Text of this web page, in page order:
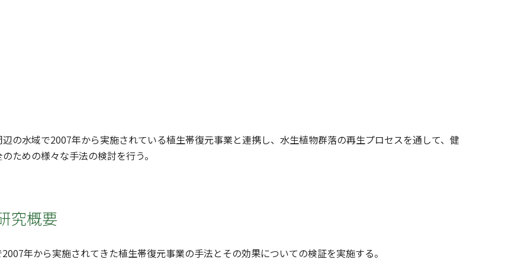
の水域で2007年から実施されている植生帯復元事業と連携し、水生植物群落の再生プロセスを通して、健
ための様々な手法の検討を行う。
究概要
年から実施されてきた植生帯復元事業の手法とその効果についての検証を実施する。